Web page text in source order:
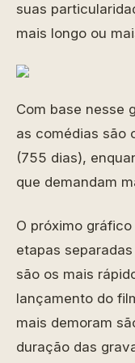
suas
mais longo ou
Com base nesse
as comédias são
(755 dias),
que demandam
O próximo
etapas
são os mais
lançamento do
mais demoram
duração das